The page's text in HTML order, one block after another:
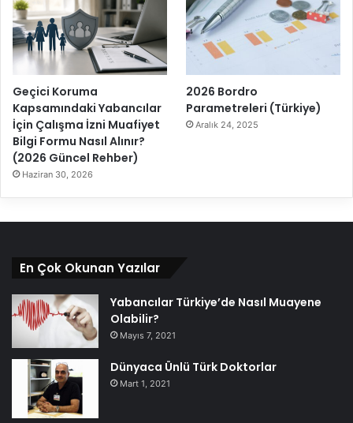
Geçici Koruma
Kapsamındaki Yabancılar
İçin Çalışma İzni Muafiyet
Bilgi Formu Nasıl Alınır?
(2026 Güncel Rehber)
Haziran 30, 2026
2026 Bordro
Parametreleri (Türkiye)
Aralık 24, 2025
En Çok Okunan Yazılar
Yabancılar Türkiye’de Nasıl Muayene
Olabilir?
Mayıs 7, 2021
Dünyaca Ünlü Türk Doktorlar
Mart 1, 2021